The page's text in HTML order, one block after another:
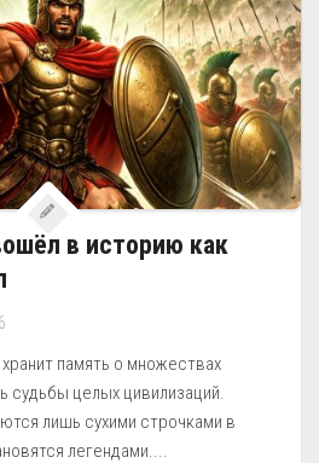
в историю как
память о множествах
судьбы целых цивилизаций.
лишь сухими строчками в
легендами....